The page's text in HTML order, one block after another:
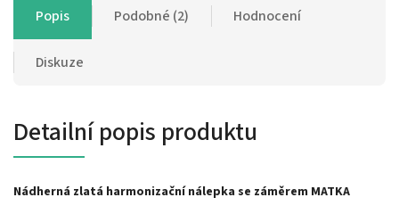
Popis Podobné (2) Hodnocení
Diskuze
Detailní popis produktu
Nádherná zlatá harmonizační nálepka se záměrem MATKA